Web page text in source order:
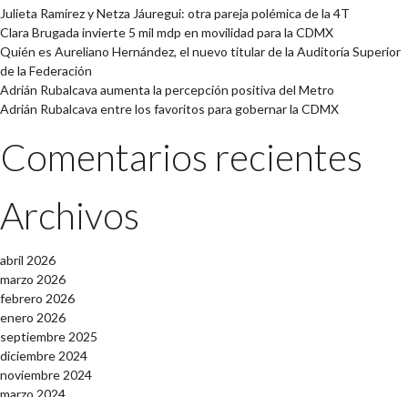
Julieta Ramírez y Netza Jáuregui: otra pareja polémica de la 4T
Clara Brugada invierte 5 mil mdp en movilidad para la CDMX
Quién es Aureliano Hernández, el nuevo titular de la Auditoría Superior
de la Federación
Adrián Rubalcava aumenta la percepción positiva del Metro
Adrián Rubalcava entre los favoritos para gobernar la CDMX
Comentarios recientes
Archivos
abril 2026
marzo 2026
febrero 2026
enero 2026
septiembre 2025
diciembre 2024
noviembre 2024